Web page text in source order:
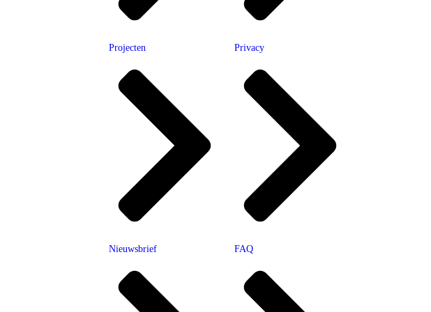
Projecten
Nieuwsbrief
Privacy
FAQ